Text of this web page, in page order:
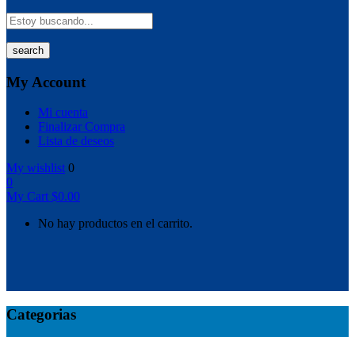
search
My Account
Mi cuenta
Finalizar Compra
Lista de deseos
My wishlist 0
0
My Cart $0.00
No hay productos en el carrito.
Categorias